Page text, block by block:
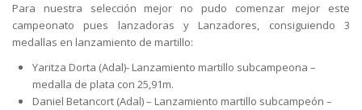
Para nuestra selección mejor no pudo comenzar mejor este
campeonato pues lanzadoras y Lanzadores, consiguiendo 3
medallas en lanzamiento de martillo:
Yaritza Dorta (Adal)- Lanzamiento martillo subcampeona –
medalla de plata con 25,91m.
Daniel Betancort (Adal) – Lanzamiento martillo subcampeón –